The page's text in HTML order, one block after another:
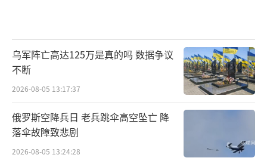
乌军阵亡高达125万是真的吗 数据争议
不断
2026-08-05 13:17:37
俄罗斯空降兵日 老兵跳伞高空坠亡 降
落伞故障致悲剧
2026-08-05 13:24:28